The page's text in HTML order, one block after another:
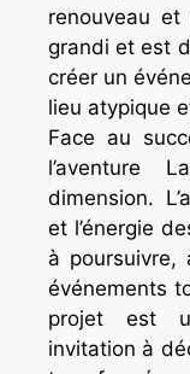
renouveau
grandi et est
créer un
lieu atypique
Face au
l’aventure
dimension.
et l’énergie
à poursuivre,
événements
projet est
invitation à